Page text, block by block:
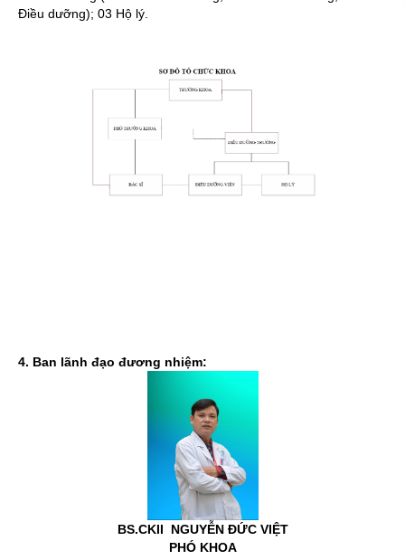
Điều dưỡng); 03 Hộ lý.
4. Ban lãnh đạo đương nhiệm:
BS.CKII NGUYỄN ĐỨC VIỆT
PHÓ KHOA